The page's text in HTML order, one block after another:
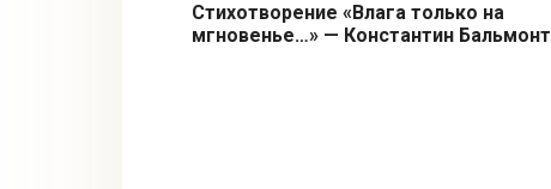
Стихотворение «Влага только на
мгновенье…» — Константин Бальмонт